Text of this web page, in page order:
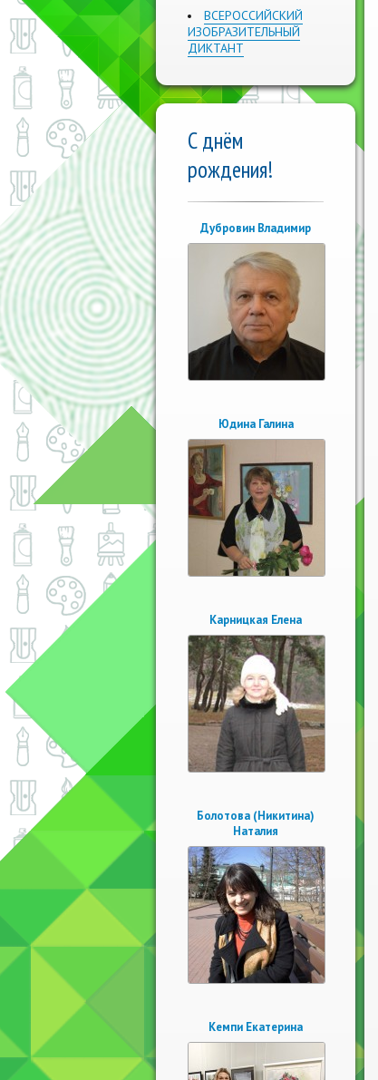
ВСЕРОССИЙСКИЙ
ИЗОБРАЗИТЕЛЬНЫЙ
ДИКТАНТ
С днём
рождения!
Дубровин Владимир
Юдина Галина
Карницкая Елена
Болотова (Никитина)
Наталия
Кемпи Екатерина